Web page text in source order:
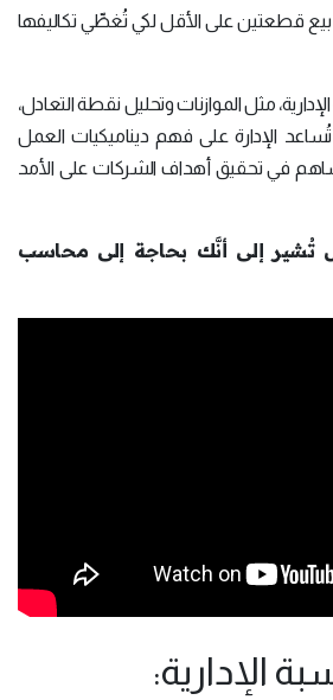
قطعتين على الأقل لكي تُغطِّي تكاليفها
مثل الموازنات وتحليل نقطة التعادل،
الإدارة على فهم ديناميكيات العمل
في تحقيق أهداف الشركات على الأمد
5 دلائل تُشير إلى أنَّك بحاجة إلى محاسب
الإدارية: